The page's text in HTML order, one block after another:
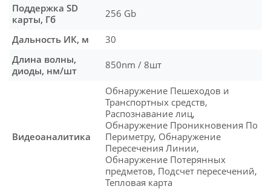
Поддержка SD
карты, Гб
256 Gb
Дальность ИК, м
30
Длина волны,
диоды, нм/шт
850nm / 8шт
Видеоаналитика
Обнаружение Пешеходов и
Транспортных средств,
Распознавание лиц,
Обнаружение Проникновения По
Периметру, Обнаружение
Пересечения Линии,
Обнаружение Потерянных
предметов, Подсчет пересечений,
Тепловая карта